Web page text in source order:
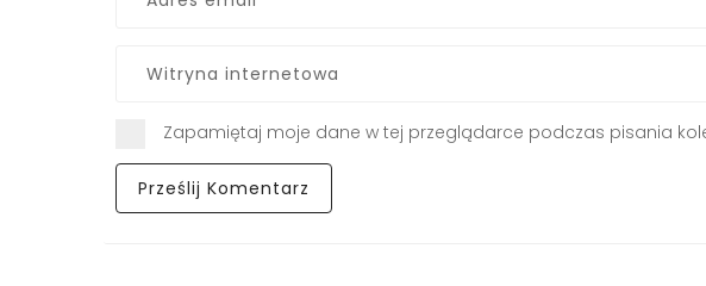
Zapamiętaj moje dane w tej przeglądarce podczas pisania